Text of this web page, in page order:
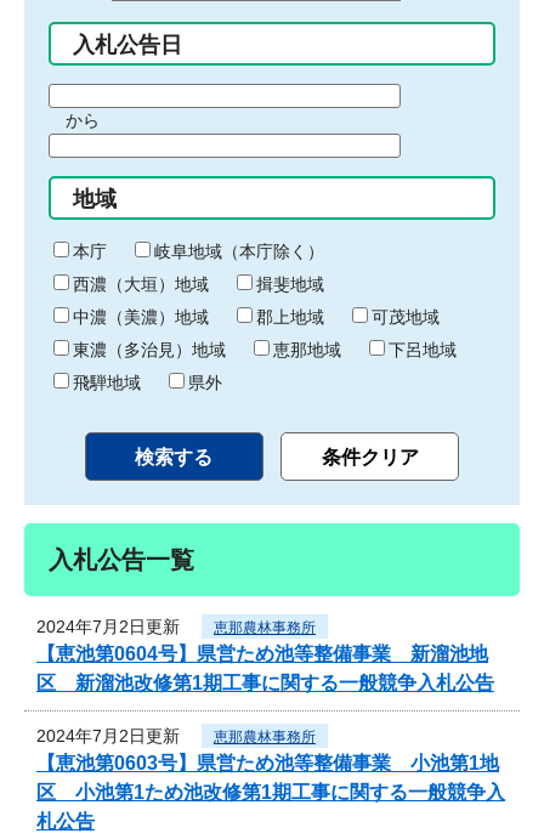
入札公告日
間
始
り
から
間
終
わ
り
地域
本庁
岐阜地域（本庁除く）
西濃（大垣）地域
揖斐地域
中濃（美濃）地域
郡上地域
可茂地域
東濃（多治見）地域
恵那地域
下呂地域
飛騨地域
県外
入札公告一覧
2024年7月2日更新 恵那農林事務所
【恵池第0604号】県営ため池等整備事業 新溜池地
区 新溜池改修第1期工事に関する一般競争入札公告
2024年7月2日更新 恵那農林事務所
【恵池第0603号】県営ため池等整備事業 小池第1地
区 小池第1ため池改修第1期工事に関する一般競争入
札公告